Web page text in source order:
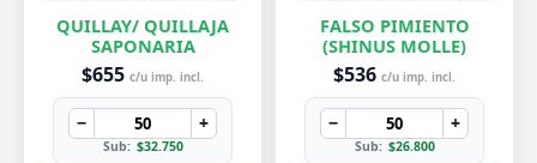
QUILLAY/ QUILLAJA
SAPONARIA
$655 c/u imp. incl.
− +
Sub: $32.750
FALSO PIMIENTO
(SHINUS MOLLE)
$536 c/u imp. incl.
− +
Sub: $26.800